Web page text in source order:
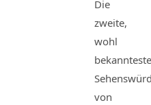
Die
zweite,
wohl
bekannteste
von